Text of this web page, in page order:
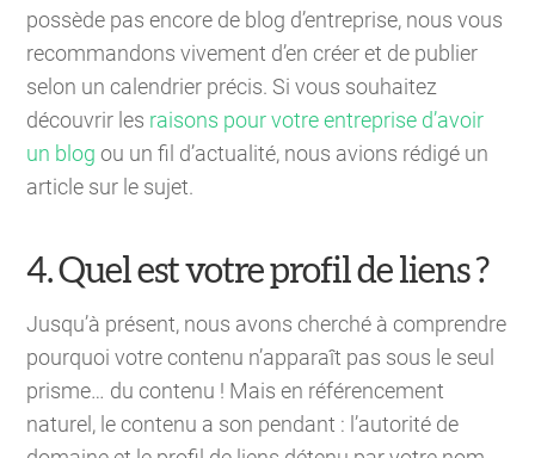
possède pas encore de blog d’entreprise, nous vous
recommandons vivement d’en créer et de publier
selon un calendrier précis. Si vous souhaitez
découvrir les raisons pour votre entreprise d’avoir
un blog ou un fil d’actualité, nous avions rédigé un
article sur le sujet.
4. Quel est votre profil de liens ?
Jusqu’à présent, nous avons cherché à comprendre
pourquoi votre contenu n’apparaît pas sous le seul
prisme… du contenu ! Mais en référencement
naturel, le contenu a son pendant : l’autorité de